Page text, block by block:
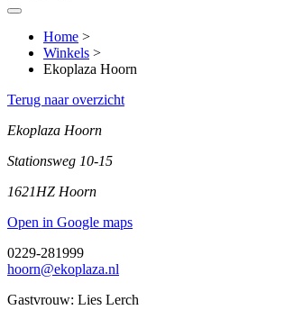
Home >
Winkels >
Ekoplaza Hoorn
Terug naar overzicht
Ekoplaza Hoorn
Stationsweg 10-15
1621HZ Hoorn
Open in Google maps
0229-281999
hoorn@ekoplaza.nl
Gastvrouw: Lies Lerch